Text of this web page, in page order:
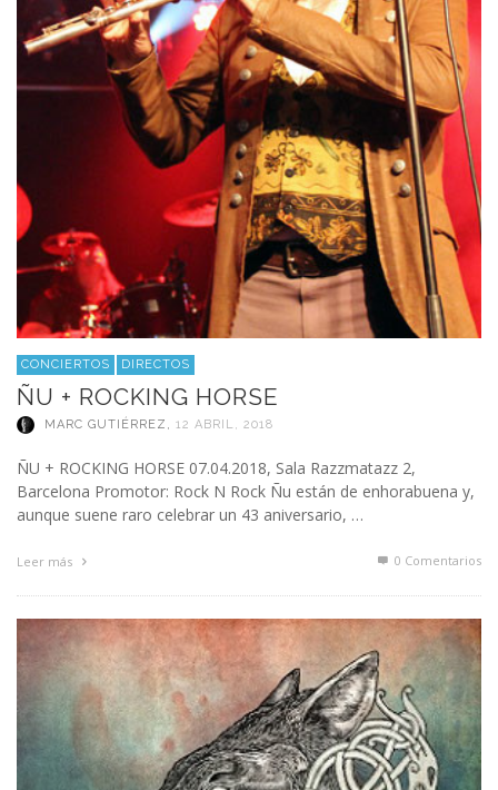
CONCIERTOS DIRECTOS
ÑU + ROCKING HORSE
MARC GUTIÉRREZ , 12 ABRIL, 2018
ÑU + ROCKING HORSE 07.04.2018, Sala Razzmatazz 2,
Barcelona Promotor: Rock N Rock Ñu están de enhorabuena y,
aunque suene raro celebrar un 43 aniversario, …
Leer más 0 Comentarios